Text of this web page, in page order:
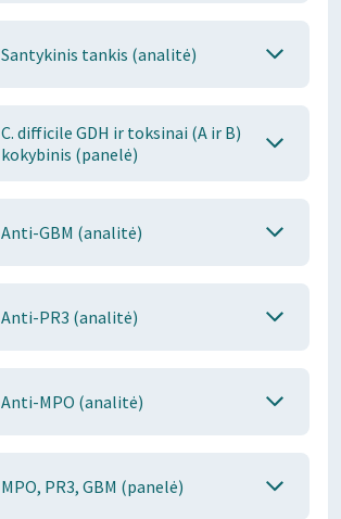
Santykinis tankis (analitė)
C. difficile GDH ir toksinai (A ir B)
kokybinis (panelė)
Anti-GBM (analitė)
Anti-PR3 (analitė)
Anti-MPO (analitė)
MPO, PR3, GBM (panelė)